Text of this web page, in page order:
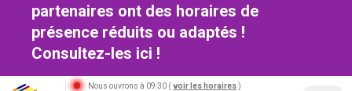
partenaires ont des horaires de
présence réduits ou adaptés !
Consultez-les ici !
Nous ouvrons à 09:30 ( voir les horaires )